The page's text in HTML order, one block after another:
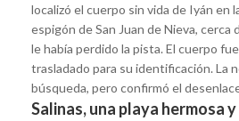
localizó el cuerpo sin vida de Iyán en
espigón de San Juan de Nieva, cerca
le había perdido la pista. El cuerpo
trasladado para su identificación. La
búsqueda, pero confirmó el
Salinas, una playa hermosa